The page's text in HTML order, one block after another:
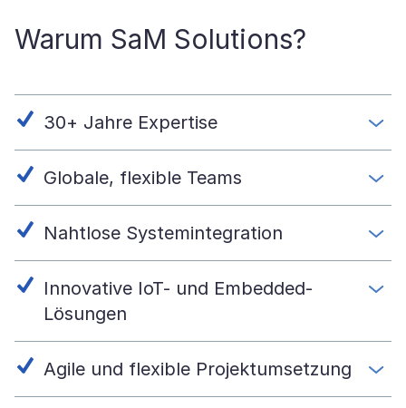
Warum SaM Solutions?
30+ Jahre Expertise
Globale, flexible Teams
Nahtlose Systemintegration
Innovative IoT- und Embedded-
Lösungen
Agile und flexible Projektumsetzung